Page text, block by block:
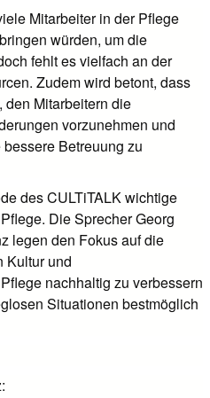
Mitarbeiter in der Pflege
würden, um die
fehlt es vielfach an der
Zudem wird betont, dass
den Mitarbeitern die
vorzunehmen und
Betreuung zu
des CULTiTALK wichtige
Die Sprecher Georg
legen den Fokus auf die
Kultur und
nachhaltig zu verbessern
Situationen bestmöglich